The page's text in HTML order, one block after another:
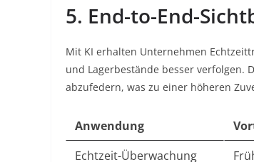
5. End-to-End-
Mit KI erhalten Unternehmen
und Lagerbestände besser verfolgen.
abzufedern, was zu einer höheren
Anwendung
Echtzeit-Überwachung